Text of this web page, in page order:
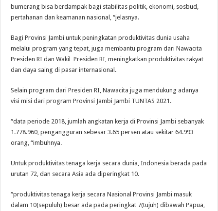
bumerang bisa berdampak bagi stabilitas politik, ekonomi, sosbud,
pertahanan dan keamanan nasional, “jelasnya.
Bagi Provinsi Jambi untuk peningkatan produktivitas dunia usaha
melalui program yang tepat, juga membantu program dari Nawacita
Presiden RI dan Wakil Presiden RI, meningkatkan produktivitas rakyat
dan daya saing di pasar internasional.
Selain program dari Presiden RI, Nawacita juga mendukung adanya
visi misi dari program Provinsi Jambi Jambi TUNTAS 2021.
“data periode 2018, jumlah angkatan kerja di Provinsi Jambi sebanyak
1.778.960, pengangguran sebesar 3.65 persen atau sekitar 64.993
orang, “imbuhnya.
Untuk produktivitas tenaga kerja secara dunia, Indonesia berada pada
urutan 72, dan secara Asia ada diperingkat 10.
“produktivitas tenaga kerja secara Nasional Provinsi Jambi masuk
dalam 10(sepuluh) besar ada pada peringkat 7(tujuh) dibawah Papua,